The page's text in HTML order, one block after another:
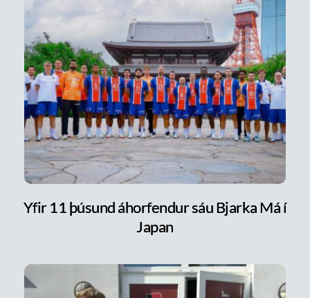
Yfir 11 þúsund áhorfendur sáu Bjarka Má í
Japan